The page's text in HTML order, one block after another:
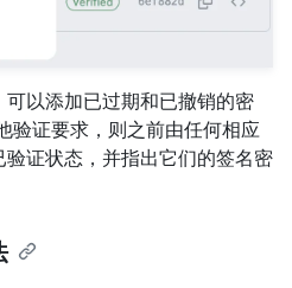
以添加已过期和已撤销的密
验证要求，则之前由任何相应
证状态，并指出它们的签名密